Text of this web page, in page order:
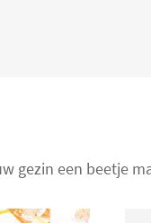
gezin een beetje